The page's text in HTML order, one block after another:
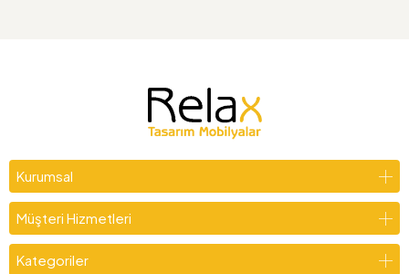
Kurumsal
Müşteri Hizmetleri
Kategoriler